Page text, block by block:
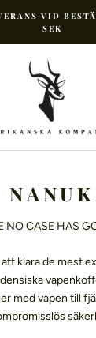
VID
SEK
NANUK
NO CASE HAS
klara de mest
med vapen till